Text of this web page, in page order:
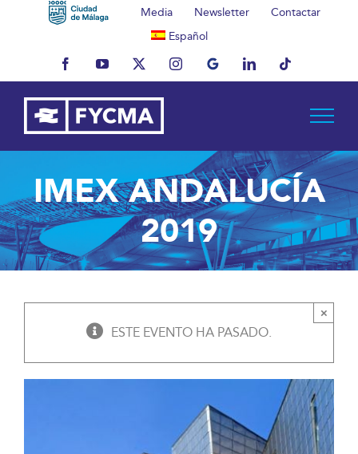
Media Newsletter
Contactar
Español
FacebookYouTubeX InstagramMyBusinessLinkedInTiktok
IMEX ANDALUCÍA
2019
ESTE EVENTO HA PASADO.
×